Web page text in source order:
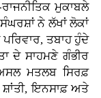
ਮੁਕਾਬਲੇ
ਨੇ ਲੱਖਾਂ ਲੋਕਾਂ
ਤਬਾਹ ਹੁੰਦੇ
ਦੇ ਸਾਹਮਣੇ ਗੰਭੀਰ
ਮਤਲਬ ਸਿਰਫ਼
ਇਨਸਾਫ਼ ਅਤੇ